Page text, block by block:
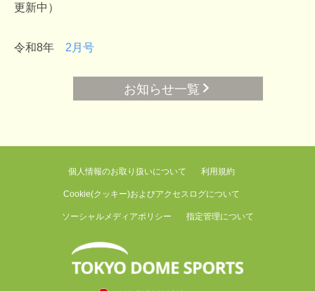
更新中）
令和8年 2月号
お知らせ一覧
個人情報のお取り扱いについて 利用規約
Cookie(クッキー)およびアクセスログについて
ソーシャルメディアポリシー 指定管理について